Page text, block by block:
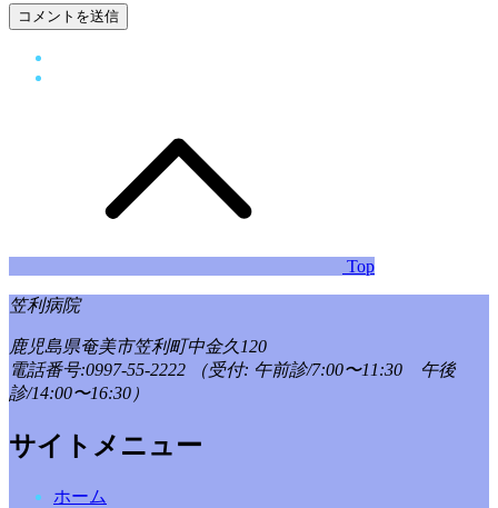
Top
笠利病院
鹿児島県奄美市笠利町中金久120
電話番号:0997-55-2222
（受付: 午前診/7:00〜11:30 午後
診/14:00〜16:30）
サイトメニュー
ホーム